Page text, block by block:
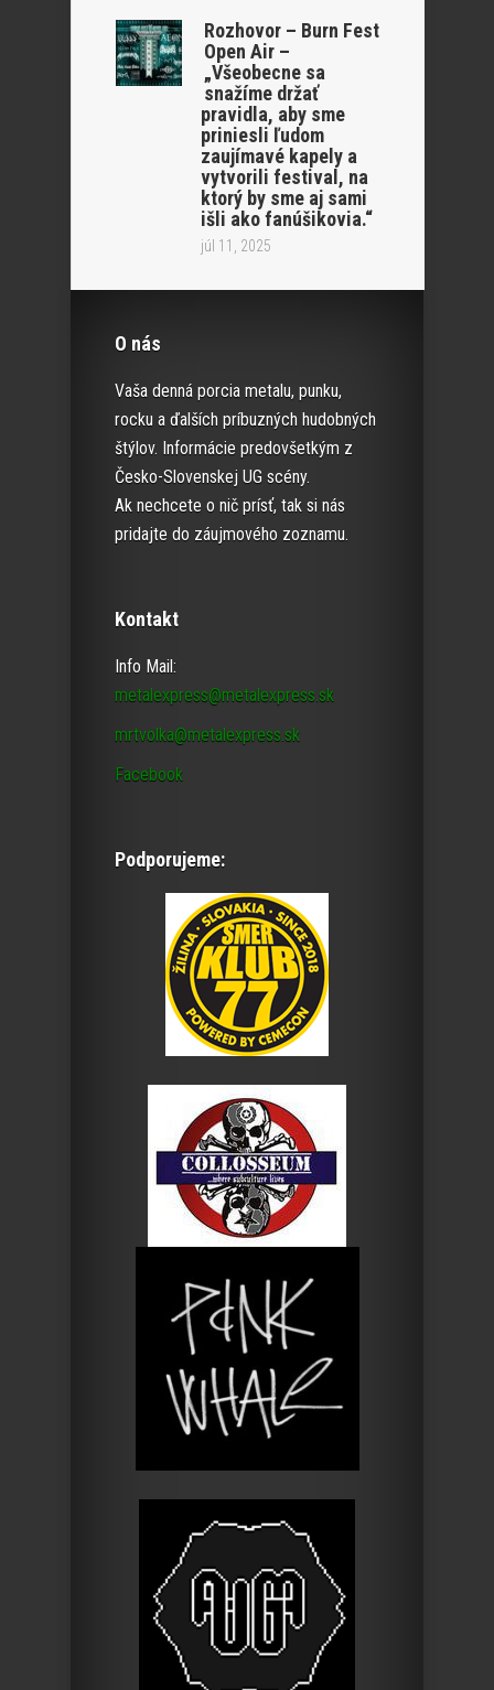
Rozhovor – Burn Fest
Open Air –
„Všeobecne sa
snažíme držať
pravidla, aby sme
priniesli ľudom
zaujímavé kapely a
vytvorili festival, na
ktorý by sme aj sami
išli ako fanúšikovia.“
júl 11, 2025
O nás
Vaša denná porcia metalu, punku,
rocku a ďalších príbuzných hudobných
štýlov. Informácie predovšetkým z
Česko-Slovenskej UG scény.
Ak nechcete o nič prísť, tak si nás
pridajte do záujmového zoznamu.
Kontakt
Info Mail:
metalexpress@metalexpress.sk
mrtvolka@metalexpress.sk
Facebook
Podporujeme: